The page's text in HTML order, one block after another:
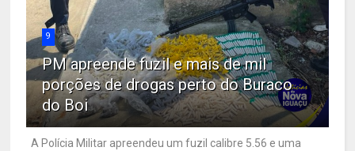
9
PM apreende fuzil e mais de mil
porções de drogas perto do Buraco
do Boi
A Polícia Militar apreendeu um fuzil calibre 5.56 e uma